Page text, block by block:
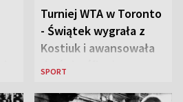
Turniej WTA w Toronto
- Świątek wygrała z
Kostiuk i awansowała
do ćwierćfinału
SPORT